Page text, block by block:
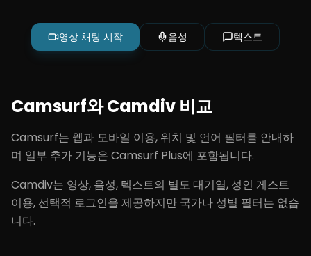
영상 채팅 시작 음성 텍스트
Camsurf와 Camdiv 비교
Camsurf는 웹과 모바일 이용, 위치 및 언어 필터를 안내하
며 일부 추가 기능은 Camsurf Plus에 포함됩니다.
Camdiv는 영상, 음성, 텍스트의 별도 대기열, 성인 게스트
이용, 선택적 로그인을 제공하지만 국가나 성별 필터는 없습
니다.